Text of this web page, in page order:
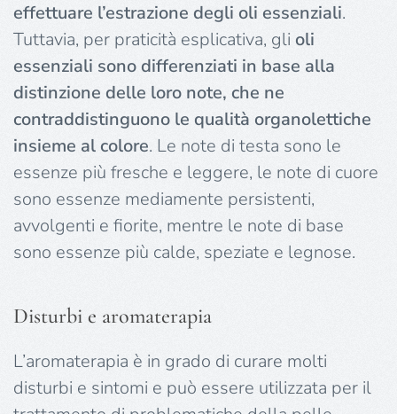
effettuare l’estrazione degli oli essenziali.
Tuttavia, per praticità esplicativa, gli oli
essenziali sono differenziati in base alla
distinzione delle loro note, che ne
contraddistinguono le qualità organolettiche
insieme al colore. Le note di testa sono le
essenze più fresche e leggere, le note di cuore
sono essenze mediamente persistenti,
avvolgenti e fiorite, mentre le note di base
sono essenze più calde, speziate e legnose.
Disturbi e aromaterapia
L’aromaterapia è in grado di curare molti
disturbi e sintomi e può essere utilizzata per il